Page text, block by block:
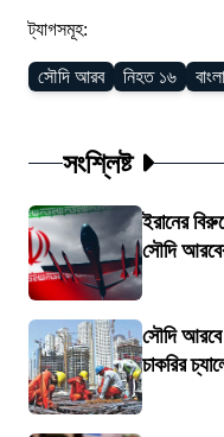
ট্যাগসমূহ:
সৌদি আরব নিহত ১৬
সংশ্লিষ্ট
ইরানের
সৌদি
সৌদি আরবে
চাকরির